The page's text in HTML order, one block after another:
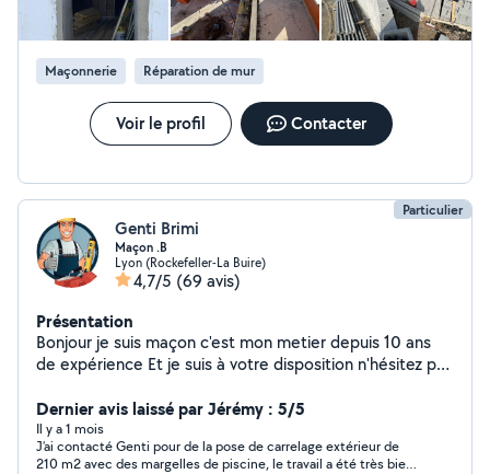
Maçonnerie Réparation de mur
Voir le profil Contacter
Particulier
Genti Brimi
Maçon .B
Lyon (Rockefeller-La Buire)
4,7/5 (69 avis)
Présentation
Bonjour je suis maçon c'est mon metier depuis 10 ans
de expérience Et je suis à votre disposition n'hésitez pas
les environs aussi Des petits bricolage Carrelage
Peinture Montage et démontage.... ect
Dernier avis laissé par Jérémy : 5/5
Il y a 1 mois
J’ai contacté Genti pour de la pose de carrelage extérieur de
210 m2 avec des margelles de piscine, le travail a été très bien